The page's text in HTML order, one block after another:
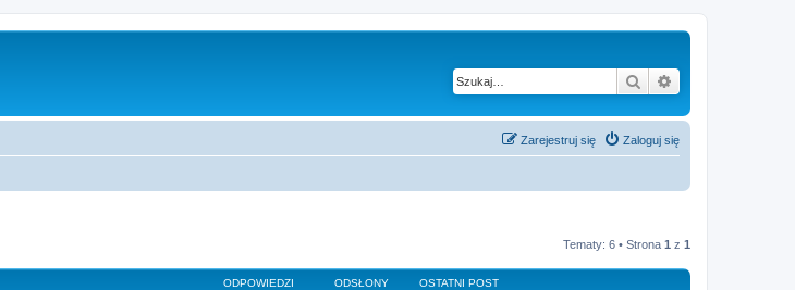
Szukaj
Zaloguj się
Zarejestruj się
Tematy: 6 • Strona 1 z 1
ODPOWIEDZI ODSŁONY OSTATNI POST